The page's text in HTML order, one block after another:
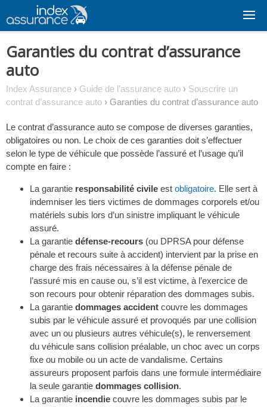
content
Garanties du contrat d’assurance
auto
Index Assurance › Guide de l’assurance auto › Souscrire un
contrat d’assurance auto › Garanties du contrat d’assurance auto
Le contrat d’assurance auto se compose de diverses garanties,
obligatoires ou non. Le choix de ces garanties doit s’effectuer
selon le type de véhicule que possède l’assuré et l’usage qu’il
compte en faire :
La garantie responsabilité civile est obligatoire. Elle sert à
indemniser les tiers victimes de dommages corporels et/ou
matériels subis lors d’un sinistre impliquant le véhicule
assuré.
La garantie défense-recours (ou DPRSA pour défense
pénale et recours suite à accident) intervient par la prise en
charge des frais nécessaires à la défense pénale de
l’assuré mis en cause ou, s’il est victime, à l’exercice de
son recours pour obtenir réparation des dommages subis.
La garantie dommages accident couvre les dommages
subis par le véhicule assuré et provoqués par une collision
avec un ou plusieurs autres véhicule(s), le renversement
du véhicule sans collision préalable, un choc avec un corps
fixe ou mobile ou un acte de vandalisme. Certains
assureurs proposent parfois dans une formule intermédiaire
la seule garantie dommages collision.
La garantie incendie couvre les dommages subis par le